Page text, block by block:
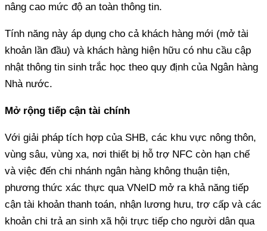
nâng cao mức độ an toàn thông tin.
Tính năng này áp dụng cho cả khách hàng mới (mở tài
khoản lần đầu) và khách hàng hiện hữu có nhu cầu cập
nhật thông tin sinh trắc học theo quy định của Ngân hàng
Nhà nước.
Mở rộng tiếp cận tài chính
Với giải pháp tích hợp của SHB, các khu vực nông thôn,
vùng sâu, vùng xa, nơi thiết bị hỗ trợ NFC còn hạn chế
và việc đến chi nhánh ngân hàng không thuận tiện,
phương thức xác thực qua VNeID mở ra khả năng tiếp
cận tài khoản thanh toán, nhận lương hưu, trợ cấp và các
khoản chi trả an sinh xã hội trực tiếp cho người dân qua